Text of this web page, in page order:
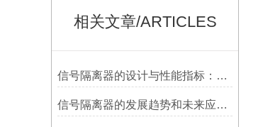
相关文章/ARTICLES
信号隔离器的设计与性能指标：确保稳定可靠的信号传输
信号隔离器的发展趋势和未来应用前景：适应新兴技术的发展需求